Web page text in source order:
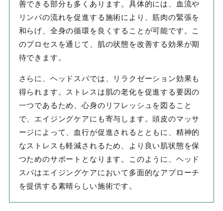
善できる部分も多くあります。具体的には、血流や
リンパの流れを促進する施術により、筋肉の緊張を
和らげ、全身の循環を良くすることが可能です。こ
のプロセスを通じて、肌の状態を改善する効果が期
待できます。
さらに、ヘッドスパでは、リラクゼーション効果も
得られます。ストレスは肌の老化を促進する要因の
一つであるため、心身のリフレッシュを図ること
で、エイジングケアにも寄与します。頭皮のマッサ
ージによって、血行が促進されるとともに、精神的
なストレスも軽減されるため、より良い肌状態を保
つためのサポートとなります。このように、ヘッド
スパはエイジングケアにおいて多面的なアプローチ
を提供する素晴らしい施術です。